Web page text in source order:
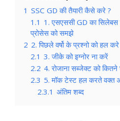
1 SSC GD की तैयारी कैसे करे ?
1.1 1. एसएससी GD का
प्रोसेस को समझे
2 2. पिछले वर्षो के प्रश्नो को हल करे
2.1 3. जीके को इग्नोर ना करें
2.2 4. रोजाना सब्जेक्ट को
2.3 5. मॉक टेस्ट हल करते वक्त
2.3.1 अंतिम शब्द